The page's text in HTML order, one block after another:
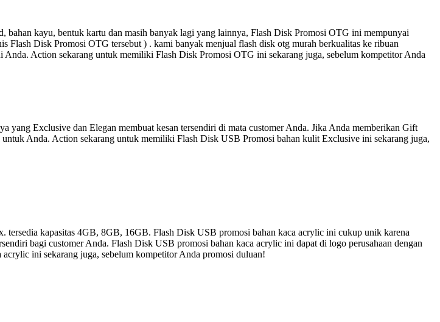
bahan kayu, bentuk kartu dan masih banyak lagi yang lainnya, Flash Disk Promosi OTG ini mempunyai
Disk Promosi OTG tersebut ) . kami banyak menjual flash disk otg murah berkualitas ke ribuan
Action sekarang untuk memiliki Flash Disk Promosi OTG ini sekarang juga, sebelum kompetitor Anda
Exclusive dan Elegan membuat kesan tersendiri di mata customer Anda. Jika Anda memberikan Gift
Anda. Action sekarang untuk memiliki Flash Disk USB Promosi bahan kulit Exclusive ini sekarang juga,
kapasitas 4GB, 8GB, 16GB. Flash Disk USB promosi bahan kaca acrylic ini cukup unik karena
bagi customer Anda. Flash Disk USB promosi bahan kaca acrylic ini dapat di logo perusahaan dengan
ini sekarang juga, sebelum kompetitor Anda promosi duluan!